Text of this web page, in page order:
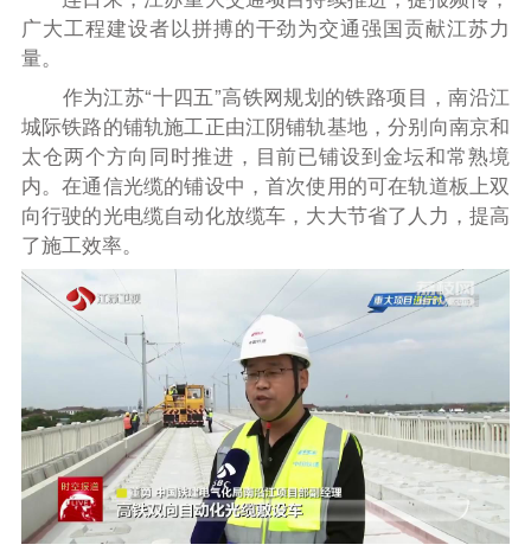
广大工程建设者以拼搏的干劲为交通强国贡献江苏力
量。
作为江苏“十四五”高铁网规划的铁路项目，南沿江
城际铁路的铺轨施工正由江阴铺轨基地，分别向南京和
太仓两个方向同时推进，目前已铺设到金坛和常熟境
内。在通信光缆的铺设中，首次使用的可在轨道板上双
向行驶的光电缆自动化放缆车，大大节省了人力，提高
了施工效率。